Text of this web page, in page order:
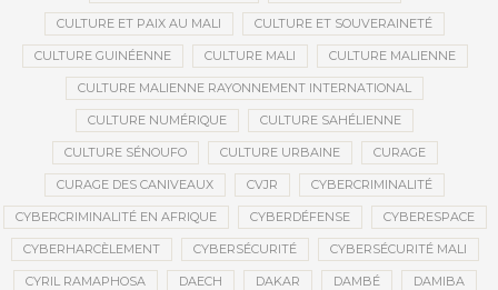
CULTURE ET PAIX AU MALI CULTURE ET SOUVERAINETÉ
CULTURE GUINÉENNE CULTURE MALI CULTURE MALIENNE
CULTURE MALIENNE RAYONNEMENT INTERNATIONAL
CULTURE NUMÉRIQUE CULTURE SAHÉLIENNE
CULTURE SÉNOUFO CULTURE URBAINE CURAGE
CURAGE DES CANIVEAUX CVJR CYBERCRIMINALITÉ
CYBERCRIMINALITÉ EN AFRIQUE CYBERDÉFENSE CYBERESPACE
CYBERHARCÈLEMENT CYBERSÉCURITÉ CYBERSÉCURITÉ MALI
CYRIL RAMAPHOSA DAECH DAKAR DAMBÉ DAMIBA